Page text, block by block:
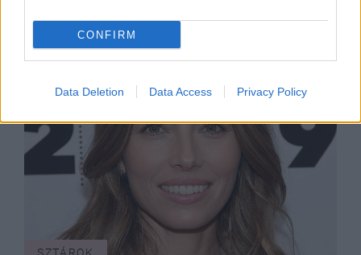
CONFIRM
Data Deletion Data Access Privacy Policy